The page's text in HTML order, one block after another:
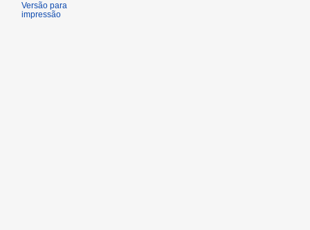
Versão para
impressão